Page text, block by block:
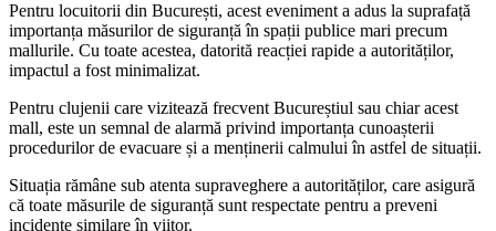
Pentru locuitorii din București, acest eveniment a adus la suprafață
importanța măsurilor de siguranță în spații publice mari precum
mallurile. Cu toate acestea, datorită reacției rapide a autorităților,
impactul a fost minimalizat.
Pentru clujenii care vizitează frecvent Bucureștiul sau chiar acest
mall, este un semnal de alarmă privind importanța cunoașterii
procedurilor de evacuare și a menținerii calmului în astfel de situații.
Situația rămâne sub atenta supraveghere a autorităților, care asigură
că toate măsurile de siguranță sunt respectate pentru a preveni
incidente similare în viitor.